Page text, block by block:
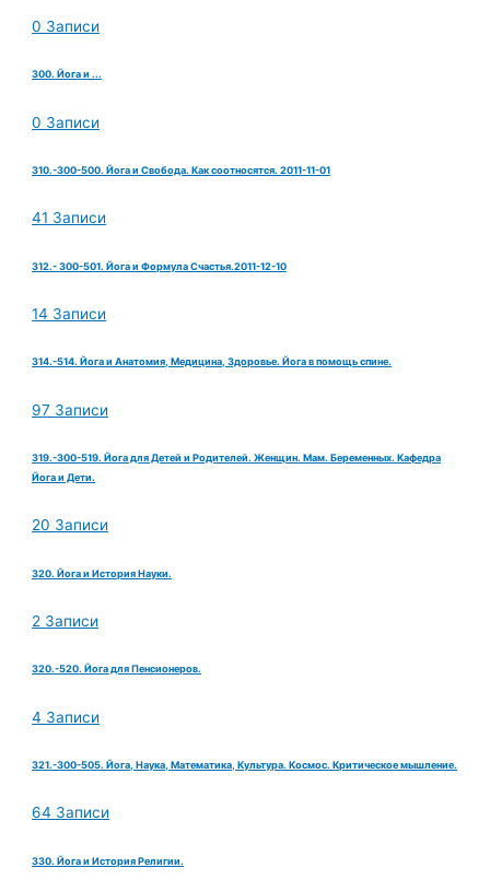
0 Записи
300. Йога и ...
0 Записи
310.-300-500. Йога и Свобода. Как соотносятся. 2011-11-01
41 Записи
312.- 300-501. Йога и Формула Счастья.2011-12-10
14 Записи
314.-514. Йога и Анатомия, Медицина, Здоровье. Йога в помощь спине.
97 Записи
319.-300-519. Йога для Детей и Родителей. Женщин. Мам. Беременных. Кафедра
Йога и Дети.
20 Записи
320. Йога и История Науки.
2 Записи
320.-520. Йога для Пенсионеров.
4 Записи
321.-300-505. Йога, Наука, Математика, Культура. Космос. Критическое мышление.
64 Записи
330. Йога и История Религии.